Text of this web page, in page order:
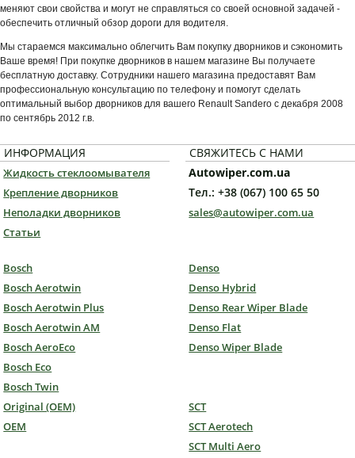
меняют свои свойства и могут не справляться со своей основной задачей -
обеспечить отличный обзор дороги для водителя.
Мы стараемся максимально облегчить Вам покупку дворников и сэкономить
Ваше время! При покупке дворников в нашем магазине Вы получаете
бесплатную доставку. Сотрудники нашего магазина предоставят Вам
профессиональную консультацию по телефону и помогут сделать
оптимальный выбор дворников для вашего Renault Sandero с декабря 2008
по сентябрь 2012 г.в.
ИНФОРМАЦИЯ
Жидкость стеклоомывателя
Крепление дворников
Неполадки дворников
Статьи
СВЯЖИТЕСЬ С НАМИ
Autowiper.com.ua
Тел.: +38 (067) 100 65 50
sales@autowiper.com.ua
Bosch
Bosch Aerotwin
Bosch Aerotwin Plus
Bosch Aerotwin AM
Bosch AeroEco
Bosch Eco
Bosch Twin
Denso
Denso Hybrid
Denso Rear Wiper Blade
Denso Flat
Denso Wiper Blade
Original (OEM)
OEM
SCT
SCT Aerotech
SCT Multi Aero